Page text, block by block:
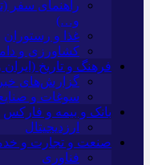
راهنمای سفر
و…)
غذا و رستوران
کشاورزی و
فرهنگ و تاریخ
گزارش‌های
سوغات و
بانک و بیمه و فارکس
ارزدیجیتال
صنعت و تجارت و
فناوری